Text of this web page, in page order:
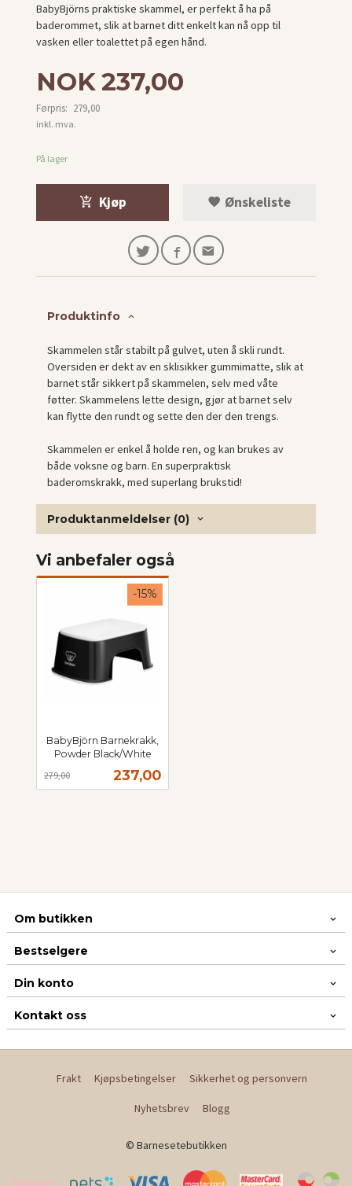
BabyBjörns praktiske skammel, er perfekt å ha på
baderommet, slik at barnet ditt enkelt kan nå opp til
vasken eller toalettet på egen hånd.
Tilbud
NOK237,00
Førpris: 279,00
Rabatt
inkl. mva.
På lager
Kjøp Ønskeliste
Produktinfo
Skammelen står stabilt på gulvet, uten å skli rundt.
Oversiden er dekt av en sklisikker gummimatte, slik at
barnet står sikkert på skammelen, selv med våte
føtter. Skammelens lette design, gjør at barnet selv
kan flytte den rundt og sette den der den trengs.
Skammelen er enkel å holde ren, og kan brukes av
både voksne og barn. En superpraktisk
baderomskrakk, med superlang brukstid!
Produktanmeldelser (0)
Vi anbefaler også
BabyBjörn Barnekrakk,
Powder Black/White
Tilbud
237,00
279,00
-15%
mva.
Om butikken
Bestselgere
Din konto
Kontakt oss
Frakt Kjøpsbetingelser Sikkerhet og personvern
Nyhetsbrev Blogg
© Barnesetebutikken